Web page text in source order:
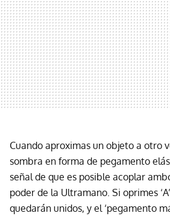
Cuando aproximas un objeto a otro
sombra en forma de pegamento
señal de que es posible acoplar
poder de la Ultramano. Si oprimes
quedarán unidos, y el ‘pegamento